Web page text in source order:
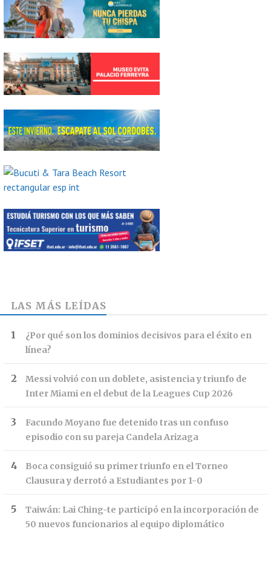
LAS MÁS LEÍDAS
¿Por qué son los dominios decisivos para el éxito en
línea?
Messi volvió con un doblete, asistencia y triunfo de
Inter Miami en el debut de la Leagues Cup 2026
Facundo Moyano fue detenido tras un confuso
episodio con su pareja Candela Arizaga
Boca consiguió su primer triunfo en el Torneo
Clausura y derrotó a Estudiantes por 1-0
Taiwán: Lai Ching-te participó en la incorporación de
50 nuevos funcionarios al equipo diplomático